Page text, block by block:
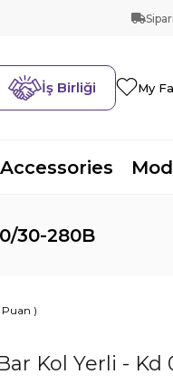
İş Birliği My
30-280B
Kol Yerli - Kd